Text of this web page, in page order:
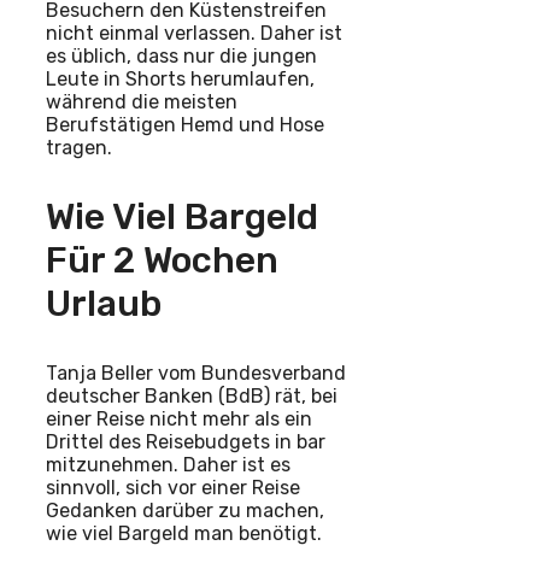
Besuchern den Küstenstreifen
nicht einmal verlassen. Daher ist
es üblich, dass nur die jungen
Leute in Shorts herumlaufen,
während die meisten
Berufstätigen Hemd und Hose
tragen.
Wie Viel Bargeld
Für 2 Wochen
Urlaub
Tanja Beller vom Bundesverband
deutscher Banken (BdB) rät, bei
einer Reise nicht mehr als ein
Drittel des Reisebudgets in bar
mitzunehmen. Daher ist es
sinnvoll, sich vor einer Reise
Gedanken darüber zu machen,
wie viel Bargeld man benötigt.